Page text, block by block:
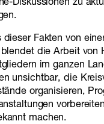
Diskussionen zu
dieser Fakten von
die Arbeit von
im ganzen
unsichtbar, die
organisieren,
machen.